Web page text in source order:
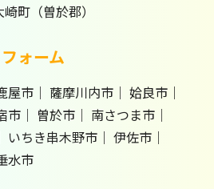
崎町（曽於郡）
ォーム
屋市 薩摩川内市
姶良市
市 曽於市
南さつま市
いちき串木野市
伊佐市
水市